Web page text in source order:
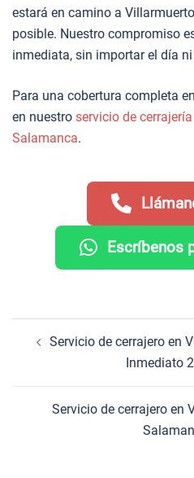
estará en camino a
posible. Nuestro compromiso
inmediata, sin importar el día
Para una cobertura completa
en nuestro servicio de
Salamanca.
Escríbenos
Servicio de cerrajero en
Inmediato
Servicio de cerrajero en